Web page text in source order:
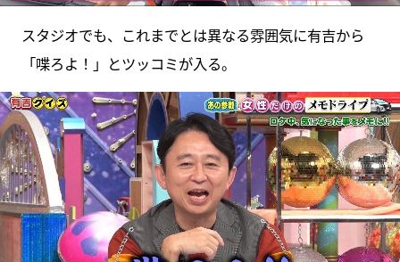
スタジオでも、これまでとは異なる雰囲気に有吉から
「喋ろよ！」とツッコミが入る。